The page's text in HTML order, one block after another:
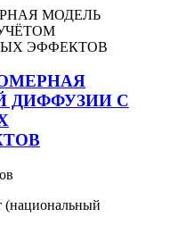
ДИФФУЗИИ С
(национальный